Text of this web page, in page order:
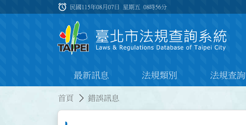
:::
alarm 民國115年08月07日 星期五08時56分
最新訊息 法規類別 法規查詢
首頁 錯誤訊息